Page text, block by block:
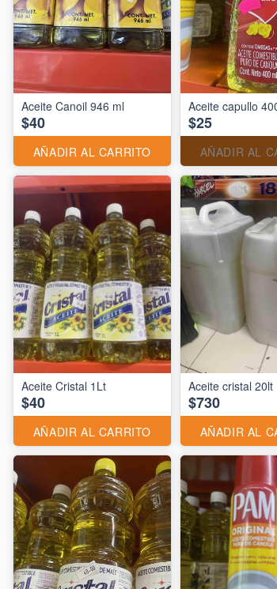
Aceite Canoil 946 ml
$40
AÑADIR AL CARRITO
Aceite capullo
$25
AÑADIR AL
Aceite Cristal 1Lt
$40
AÑADIR AL CARRITO
Aceite cristal 20lt
$730
AÑADIR AL